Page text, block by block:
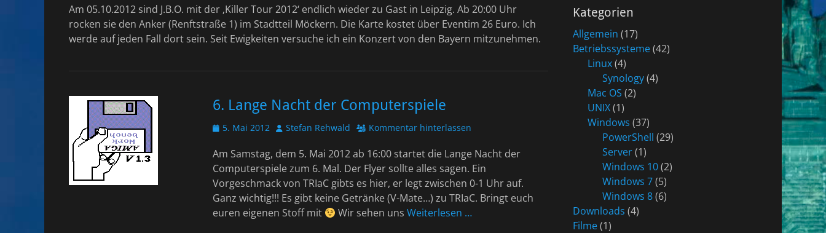
Am 05.10.2012 sind J.B.O. mit der ‚Killer Tour 2012‘ endlich wieder zu Gast in Leipzig. Ab 20:00 Uhr
rocken sie den Anker (Renftstraße 1) im Stadtteil Möckern. Die Karte kostet über Eventim 26 Euro. Ich
werde auf jeden Fall dort sein. Seit Ewigkeiten versuche ich ein Konzert von den Bayern mitzunehmen.
6. Lange Nacht der Computerspiele
Veröffentlicht
5. Mai 2012 AutorStefan Rehwald Kommentar hinterlassen
Am Samstag, dem 5. Mai 2012 ab 16:00 startet die Lange Nacht der
Computerspiele zum 6. Mal. Der Flyer sollte alles sagen. Ein
Vorgeschmack von TRIaC gibts es hier, er legt zwischen 0-1 Uhr auf.
Ganz wichtig!!! Es gibt keine Getränke (V-Mate…) zu TRIaC. Bringt euch
euren eigenen Stoff mit
Wir sehen unsWeiterlesen …
Kategorien
Allgemein (17)
Betriebssysteme(42)
Linux(4)
Synology(4)
Mac OS (2)
UNIX(1)
Windows (37)
PowerShell (29)
Server(1)
Windows 10(2)
Windows 7(5)
Windows 8(6)
Downloads (4)
Filme(1)